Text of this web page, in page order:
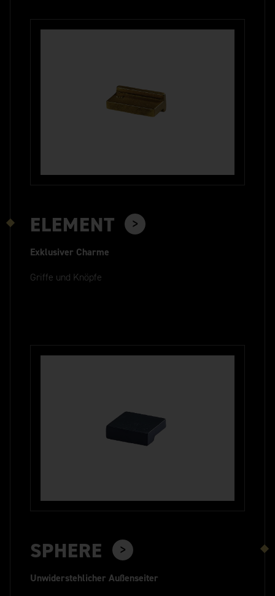
ELEMENT
Exklusiver Charme
Griffe und Knöpfe
SPHERE
Unwiderstehlicher Außenseiter